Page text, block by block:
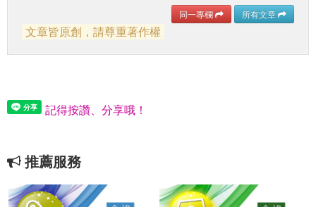
同一專欄 所有文章
文章皆原創，請尊重著作權
記得按讚、分享哦！
推薦服務